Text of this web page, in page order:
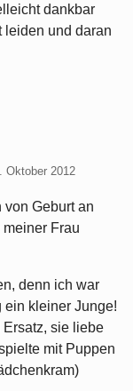
dankbar
leiden und daran
Oktober 2012
Geburt an
Frau
denn ich war
ein kleiner Junge!
sie liebe
mit Puppen